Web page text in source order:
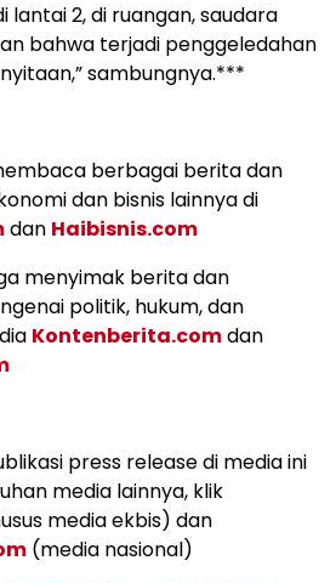
lantai 2, di ruangan, saudara
bahwa terjadi penggeledahan
sambungnya.***
berbagai berita dan
dan bisnis lainnya di
dan Haibisnis.com
menyimak berita dan
politik, hukum, dan
Kontenberita.comdan
press release di media ini
media lainnya, klik
media ekbis) dan
(media nasional)